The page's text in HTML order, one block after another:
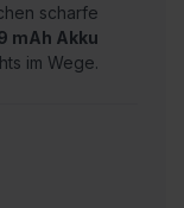
scharfe
mAh Akku
im Wege.